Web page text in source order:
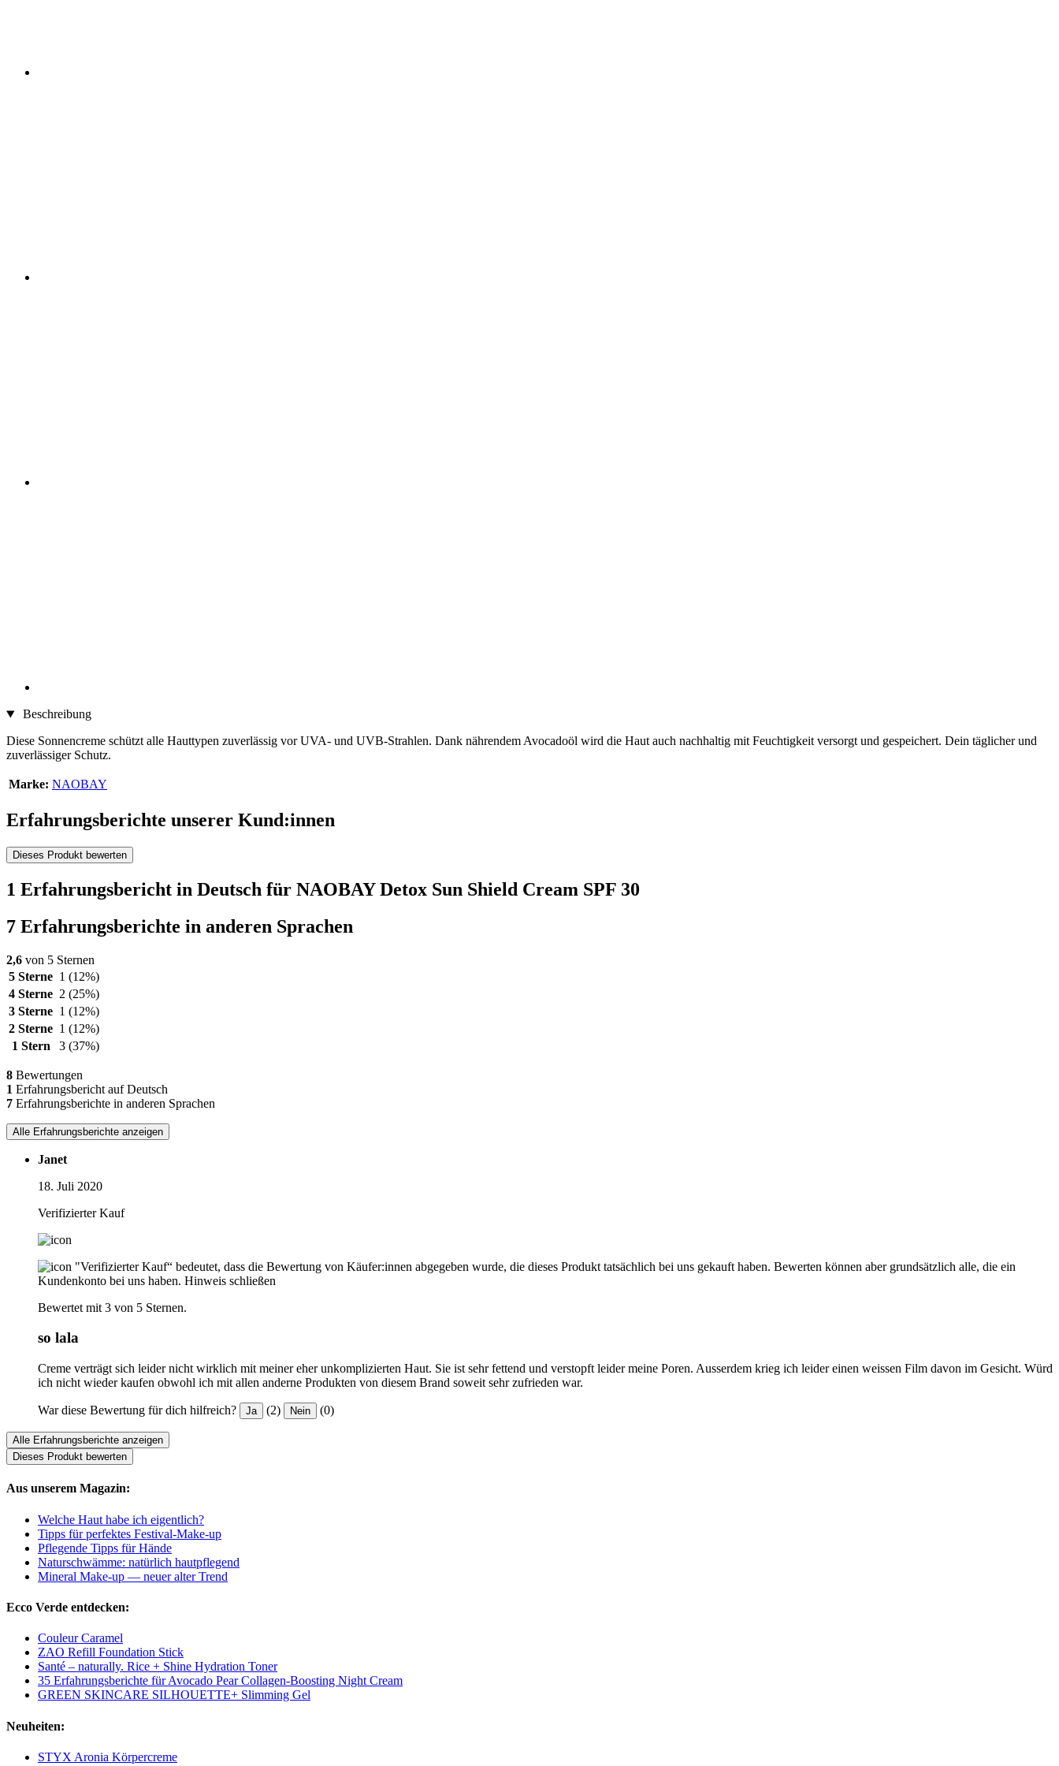
Beschreibung
Diese Sonnencreme schützt alle Hauttypen zuverlässig vor UVA- und UVB-Strahlen. Dank nährendem Avocadoöl wird die Haut auch nachhaltig mit Feuchtigkeit versorgt und gespeichert. Dein täglicher und
zuverlässiger Schutz.
Marke: NAOBAY
Erfahrungsberichte unserer Kund:innen
Dieses Produkt bewerten
1 Erfahrungsbericht in Deutsch für NAOBAY Detox Sun Shield Cream SPF 30
7 Erfahrungsberichte in anderen Sprachen
2,6 von 5 Sternen
5 Sterne 1 (12%)
4 Sterne 2 (25%)
3 Sterne 1 (12%)
2 Sterne 1 (12%)
1 Stern
3 (37%)
8 Bewertungen
1 Erfahrungsbericht auf Deutsch
7 Erfahrungsberichte in anderen Sprachen
Alle Erfahrungsberichte anzeigen
Janet
18. Juli 2020
Verifizierter Kauf
"Verifizierter Kauf“ bedeutet, dass die Bewertung von Käufer:innen abgegeben wurde, die dieses Produkt tatsächlich bei uns gekauft haben. Bewerten können aber grundsätzlich alle, die ein
Kundenkonto bei uns haben. Hinweis schließen
Bewertet mit 3 von 5 Sternen.
so lala
Creme verträgt sich leider nicht wirklich mit meiner eher unkomplizierten Haut. Sie ist sehr fettend und verstopft leider meine Poren. Ausserdem krieg ich leider einen weissen Film davon im Gesicht. Würd
ich nicht wieder kaufen obwohl ich mit allen anderne Produkten von diesem Brand soweit sehr zufrieden war.
War diese Bewertung für dich hilfreich? Ja (2) Nein (0)
Alle Erfahrungsberichte anzeigen
Dieses Produkt bewerten
Aus unserem Magazin:
Welche Haut habe ich eigentlich?
Tipps für perfektes Festival-Make-up
Pflegende Tipps für Hände
Naturschwämme: natürlich hautpflegend
Mineral Make-up — neuer alter Trend
Ecco Verde entdecken:
Couleur Caramel
ZAO Refill Foundation Stick
Santé – naturally. Rice + Shine Hydration Toner
35 Erfahrungsberichte für Avocado Pear Collagen-Boosting Night Cream
GREEN SKINCARE SILHOUETTE+ Slimming Gel
Neuheiten:
STYX Aronia Körpercreme